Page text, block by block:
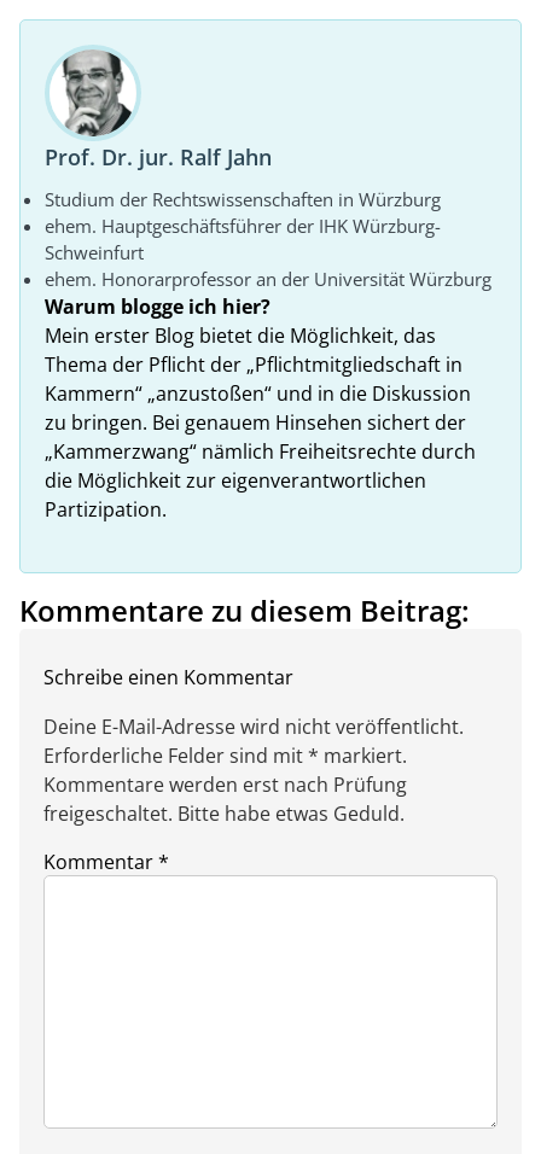
Prof. Dr. jur. Ralf Jahn
Studium der Rechtswissenschaften in Würzburg
ehem. Hauptgeschäftsführer der IHK Würzburg-
Schweinfurt
ehem. Honorarprofessor an der Universität Würzburg
Warum blogge ich hier?
Mein erster Blog bietet die Möglichkeit, das
Thema der Pflicht der „Pflichtmitgliedschaft in
Kammern“ „anzustoßen“ und in die Diskussion
zu bringen. Bei genauem Hinsehen sichert der
„Kammerzwang“ nämlich Freiheitsrechte durch
die Möglichkeit zur eigenverantwortlichen
Partizipation.
Kommentare zu diesem Beitrag:
Schreibe einen Kommentar
Deine E-Mail-Adresse wird nicht veröffentlicht.
Erforderliche Felder sind mit * markiert.
Kommentare werden erst nach Prüfung
freigeschaltet. Bitte habe etwas Geduld.
Kommentar*